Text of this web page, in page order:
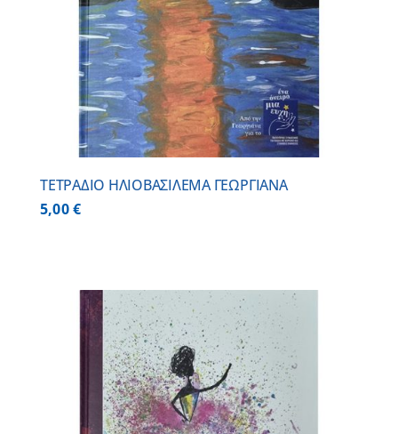
ΤΕΤΡΑΔΙΟ ΗΛΙΟΒΑΣΙΛΕΜΑ ΓΕΩΡΓΙΑΝΑ
5,00€